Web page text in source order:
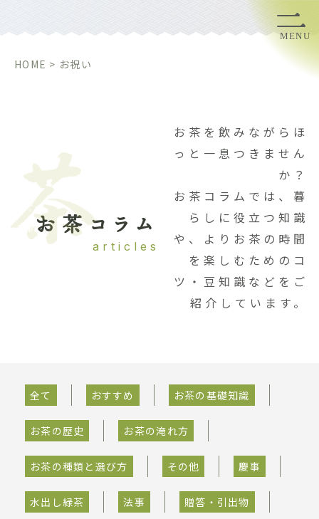
慶事に
お茶コラム
お茶一覧
お問い合わせ
TEL : 0555-22-0888 アクセス
MENU
HOME > お祝い
お茶コラム
articles
お茶を飲みながらほ
っと一息つきません
か？
お茶コラムでは、暮
らしに役立つ知識
や、よりお茶の時間
を楽しむためのコ
ツ・豆知識などをご
紹介しています。
全て おすすめ お茶の基礎知識
お茶の歴史 お茶の淹れ方
お茶の種類と選び方 その他 慶事
水出し緑茶 法事 贈答・引出物